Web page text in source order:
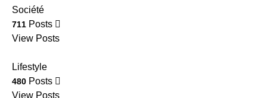
Société
711 Posts
View Posts
Lifestyle
480 Posts
View Posts